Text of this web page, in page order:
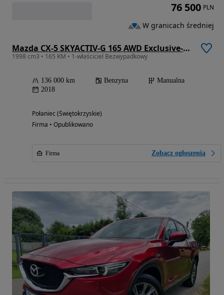
Mazda CX-5 SKYACTIV-G 165 AWD Exclusive-Line
1998 cm3 • 165 KM • 1-właściciel Bezwypadkowy
136 000 km Benzyna
Manualna
2018
Połaniec (Świętokrzyskie)
Firma • Opublikowano
Firma Zobacz ogłoszenia
76 500 PLN
W granicach średniej